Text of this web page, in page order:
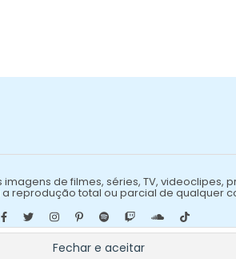
de filmes, séries, TV,
reprodução total ou parcial de qualquer